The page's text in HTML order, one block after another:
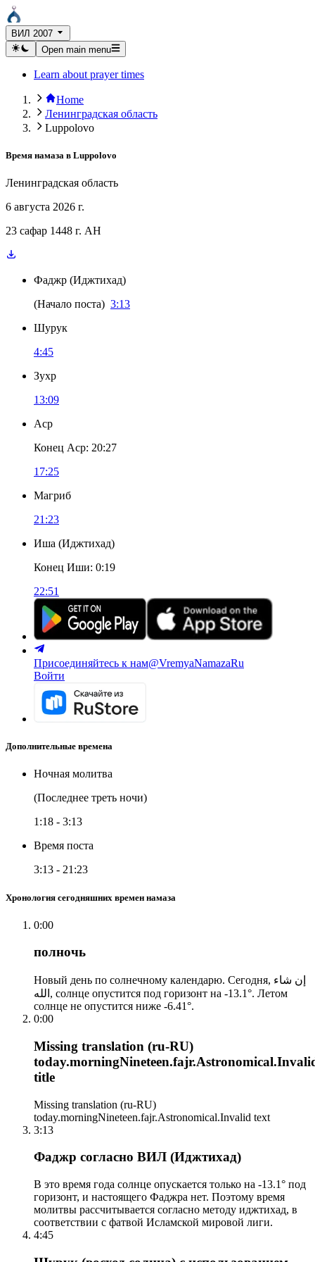
ВИЛ 2007
Open main menu
Learn about prayer times
Home
Ленинградская область
Luppolovo
Время намаза в Luppolovo
Ленинградская область
6 августа 2026 г.
23 сафар 1448 г. AH
Фаджр (Иджтихад)
(Начало поста) 3:13
Шурук
4:45
Зухр
13:09
Аср
Конец Аср: 20:27
17:25
Магриб
21:23
Иша (Иджтихад)
Конец Иши: 0:19
22:51
Присоединяйтесь к нам@VremyaNamazaRu
Войти
Дополнительные времена
Ночная молитва
(Последнее треть ночи)
1:18 - 3:13
Время поста
3:13 - 21:23
Хронология сегодняшних времен намаза
0:00
полночь
Новый день по солнечному календарю. Сегодня, إن شاء
الله, солнце опустится под горизонт на -13.1°. Летом
солнце не опустится ниже -6.41°.
0:00
Missing translation (ru-RU)
title
Missing translation (ru-RU)
today.morningNineteen.fajr.Astronomical.Invalid text
3:13
Фаджр согласно ВИЛ (Иджтихад)
В это время года солнце опускается только на -13.1° под
горизонт, и настоящего Фаджра нет. Поэтому время
молитвы рассчитывается согласно методу иджтихад, в
соответствии с фатвой Исламской мировой лиги.
4:45